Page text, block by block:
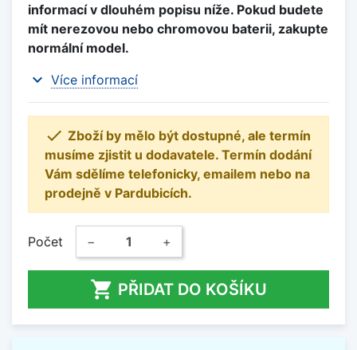
informací v dlouhém popisu níže. Pokud budete
mít nerezovou nebo chromovou baterii, zakupte
normální model.
expand_more Více informací
 Zboží by mělo být dostupné, ale termín
musíme zjistit u dodavatele. Termín dodání
Vám sdělíme telefonicky, emailem nebo na
prodejně v Pardubicích.
Počet − +
 PŘIDAT DO KOŠÍKU